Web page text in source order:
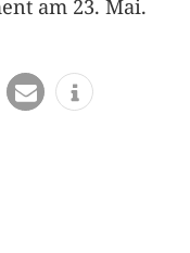
am 23. Mai.